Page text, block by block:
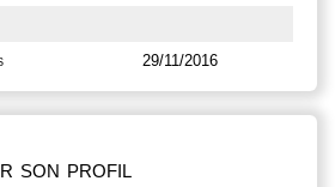
29/11/2016
son profil